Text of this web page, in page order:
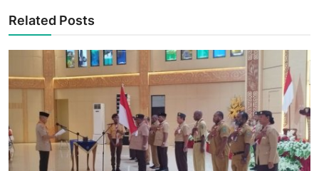
Related Posts